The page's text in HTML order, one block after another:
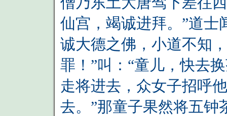
仙宫，竭诚进拜。”道士
诚大德之佛，小道不知
罪！”叫：“童儿，快去
走将进去，众女子招呼
去。”那童子果然将五钟